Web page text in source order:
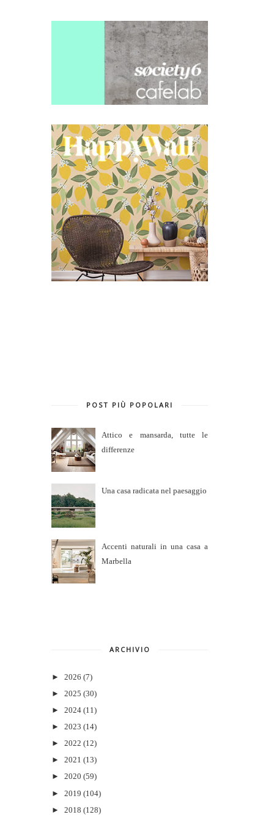
POST PIÙ POPOLARI
Attico e mansarda, tutte le
differenze
Una casa radicata nel paesaggio
Accenti naturali in una casa a
Marbella
ARCHIVIO
► 2026 (7)
► 2025 (30)
► 2024 (11)
► 2023 (14)
► 2022 (12)
► 2021 (13)
► 2020 (59)
► 2019 (104)
► 2018 (128)